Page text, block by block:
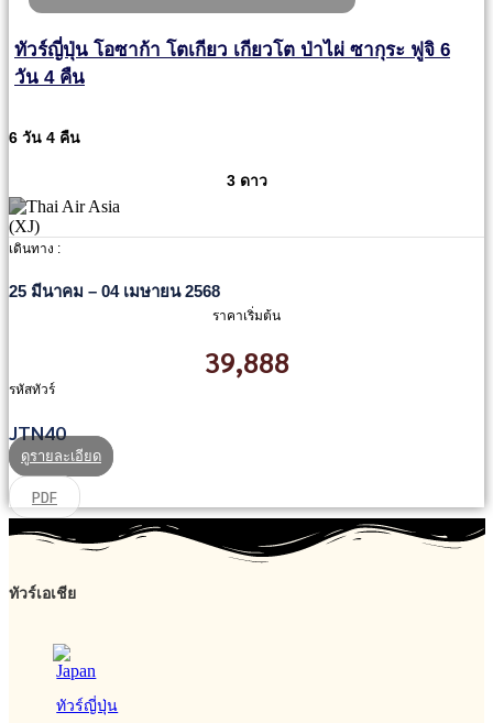
ทัวร์ญี่ปุ่น โอซาก้า โตเกียว เกียวโต ป่าไผ่ ซากุระ ฟูจิ 6
วัน 4 คืน
6 วัน 4 คืน
3 ดาว
เดินทาง :
25 มีนาคม – 04 เมษายน 2568
ราคาเริ่มต้น
39,888
รหัสทัวร์
JTN40
ดูรายละเอียด
PDF
ทัวร์เอเชีย
ทัวร์ญี่ปุ่น